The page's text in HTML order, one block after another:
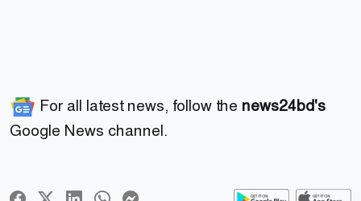
For all latest news, follow the news24bd's
Google News channel.